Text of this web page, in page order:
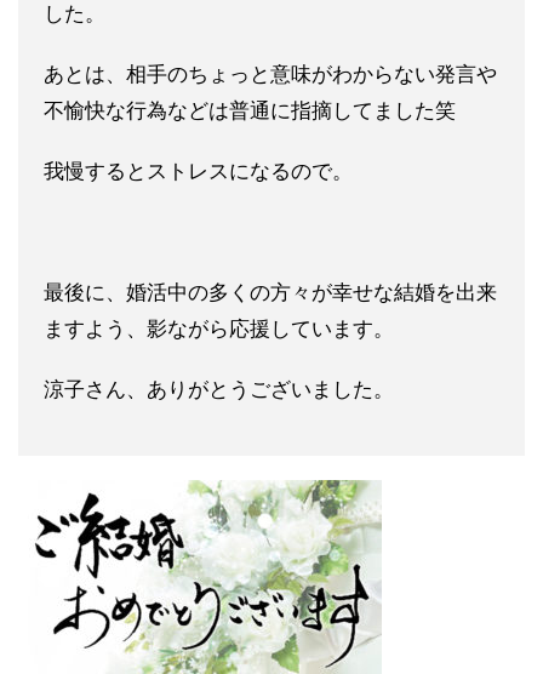
した。
あとは、相手のちょっと意味がわからない発言や
不愉快な行為などは普通に指摘してました笑
我慢するとストレスになるので。
最後に、婚活中の多くの方々が幸せな結婚を出来
ますよう、影ながら応援しています。
涼子さん、ありがとうございました。